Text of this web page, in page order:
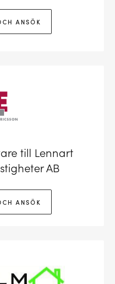
ANSÖK
till Lennart
AB
ANSÖK